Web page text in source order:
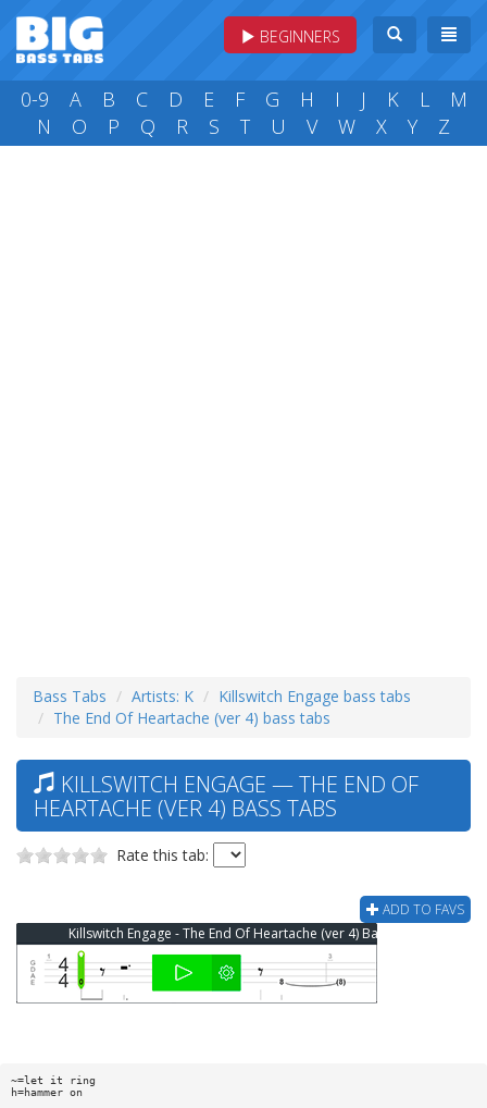
BEGINNERS
0-9 A B C D E F G H I J K L
M
N
O P Q R S T U V W X Y Z
Bass Tabs Artists: K
Killswitch Engage bass tabs
The End Of Heartache (ver 4) bass tabs
KILLSWITCH ENGAGE — THE END OF
HEARTACHE (VER 4) BASS TABS
Rate this tab:
ADD TO FAVS
Killswitch Engage - The End Of Heartache (ver 4) Bass Tab
~=let it ring
h=hammer on